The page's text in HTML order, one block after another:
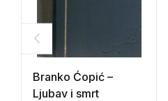
Branko Ćopić –
Ljubav i smrt